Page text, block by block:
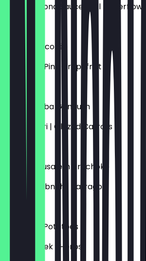
White Almond Sauce | Dill | Elderflower
€ 9,00
Glazed Chicorée
Hazelnut | Pink Grapefruit
€ 9,00
Carrot-Baba Ganoush
Chimichurri | Glazed Carrots
€ 12,00
Baked Jerusalem Artichoke
Cashew Labneh | Tarragon
Breakfast Potatoes
Truffle | Leek | Herbs